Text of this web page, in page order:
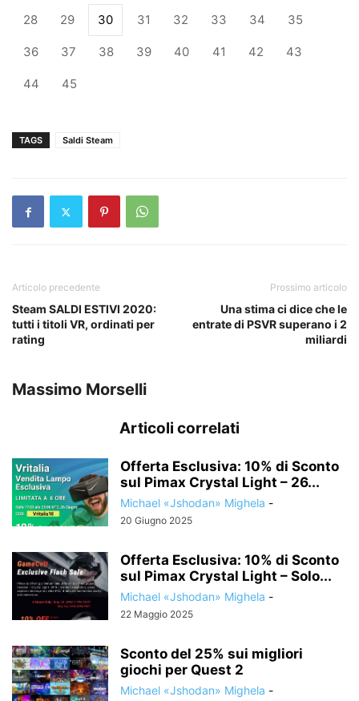
28 29 30 31 32 33 34 35
36 37 38 39 40 41 42 43
44 45
TAGS Saldi Steam
Articolo precedente
Steam SALDI ESTIVI 2020:
tutti i titoli VR, ordinati per
rating
Prossimo articolo
Una stima ci dice che le
entrate di PSVR superano i 2
miliardi
Massimo Morselli
Articoli correlati
Offerta Esclusiva: 10% di Sconto
sul Pimax Crystal Light – 26...
Michael «Jshodan» Mighela -
20 Giugno 2025
Offerta Esclusiva: 10% di Sconto
sul Pimax Crystal Light – Solo...
Michael «Jshodan» Mighela -
22 Maggio 2025
Sconto del 25% sui migliori
giochi per Quest 2
Michael «Jshodan» Mighela -